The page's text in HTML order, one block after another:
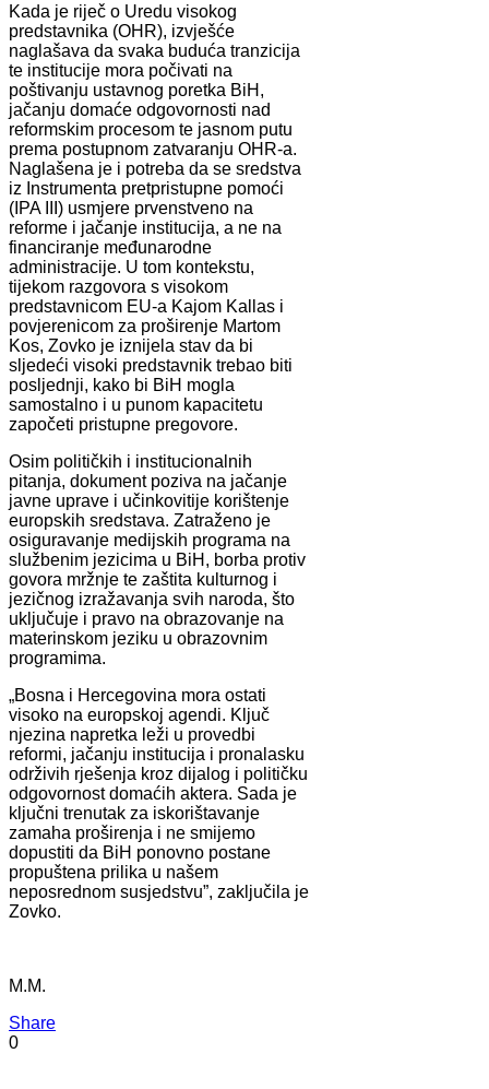
Kada je riječ o Uredu visokog
predstavnika (OHR), izvješće
naglašava da svaka buduća tranzicija
te institucije mora počivati na
poštivanju ustavnog poretka BiH,
jačanju domaće odgovornosti nad
reformskim procesom te jasnom putu
prema postupnom zatvaranju OHR-a.
Naglašena je i potreba da se sredstva
iz Instrumenta pretpristupne pomoći
(IPA III) usmjere prvenstveno na
reforme i jačanje institucija, a ne na
financiranje međunarodne
administracije. U tom kontekstu,
tijekom razgovora s visokom
predstavnicom EU-a Kajom Kallas i
povjerenicom za proširenje Martom
Kos, Zovko je iznijela stav da bi
sljedeći visoki predstavnik trebao biti
posljednji, kako bi BiH mogla
samostalno i u punom kapacitetu
započeti pristupne pregovore.
Osim političkih i institucionalnih
pitanja, dokument poziva na jačanje
javne uprave i učinkovitije korištenje
europskih sredstava. Zatraženo je
osiguravanje medijskih programa na
službenim jezicima u BiH, borba protiv
govora mržnje te zaštita kulturnog i
jezičnog izražavanja svih naroda, što
uključuje i pravo na obrazovanje na
materinskom jeziku u obrazovnim
programima.
„Bosna i Hercegovina mora ostati
visoko na europskoj agendi. Ključ
njezina napretka leži u provedbi
reformi, jačanju institucija i pronalasku
održivih rješenja kroz dijalog i političku
odgovornost domaćih aktera. Sada je
ključni trenutak za iskorištavanje
zamaha proširenja i ne smijemo
dopustiti da BiH ponovno postane
propuštena prilika u našem
neposrednom susjedstvu”, zaključila je
Zovko.
M.M.
Share
0